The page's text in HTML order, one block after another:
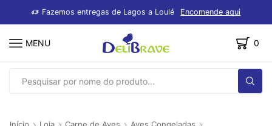
Fazemos entregas de Lagos a Loulé Encomende aqui
MENU 0
SEARCH